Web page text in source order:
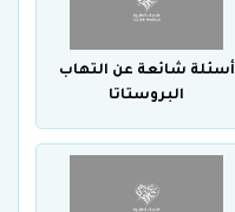
أسئلة شائعة عن التهاب
البروستاتا